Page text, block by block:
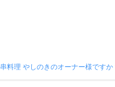
串料理 やしのきのオーナー様ですか